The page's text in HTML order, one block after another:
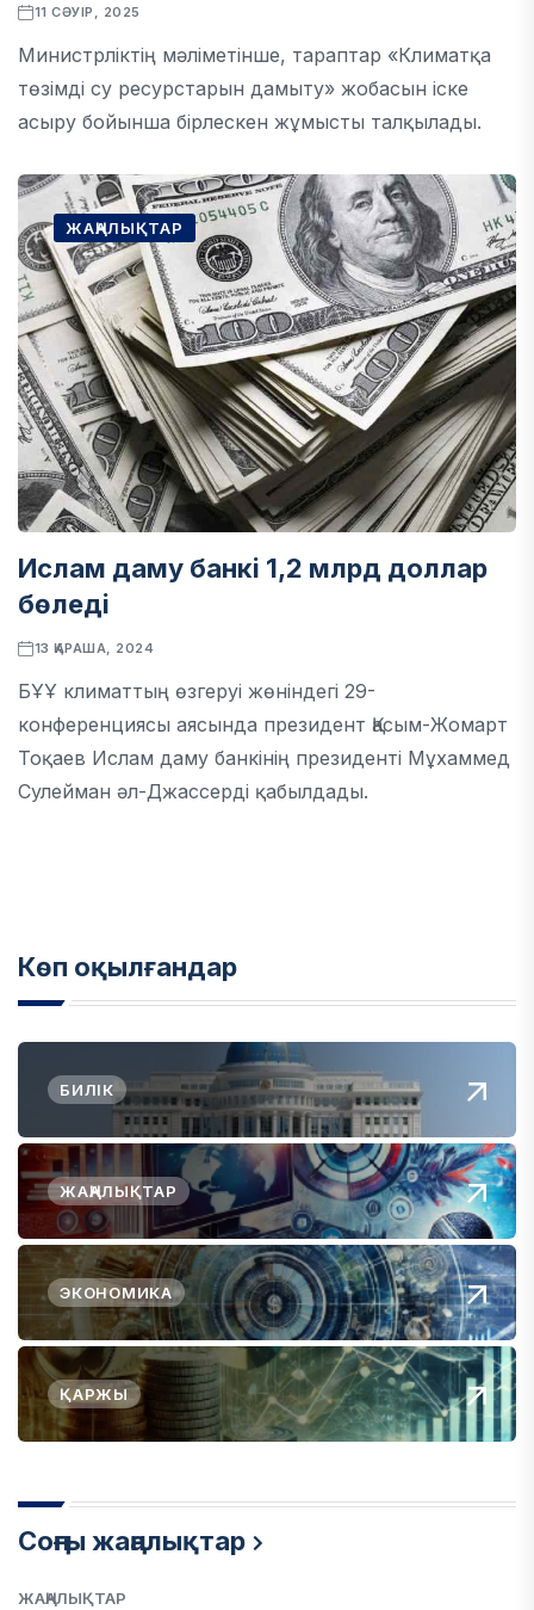
11 СӘУІР, 2025
Министрліктің мәліметінше, тараптар «Климатқа
төзімді су ресурстарын дамыту» жобасын іске
асыру бойынша бірлескен жұмысты талқылады.
ЖАҢАЛЫҚТАР
Ислам даму банкі 1,2 млрд доллар
бөледі
13 ҚАРАША, 2024
БҰҰ климаттың өзгеруі жөніндегі 29-
конференциясы аясында президент Қасым-Жомарт
Тоқаев Ислам даму банкінің президенті Мұхаммед
Сулейман әл-Джассерді қабылдады.
Көп оқылғандар
БИЛІК
ЖАҢАЛЫҚТАР
ЭКОНОМИКА
ҚАРЖЫ
Соңғы жаңалықтар
ЖАҢАЛЫҚТАР